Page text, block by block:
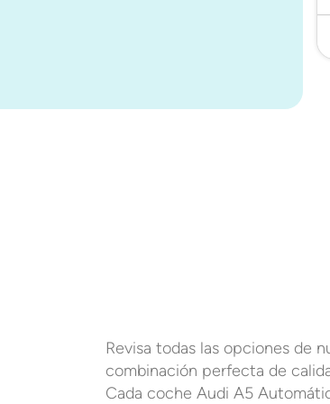
Revisa todas las opciones de
combinación perfecta de
Cada coche Audi A5